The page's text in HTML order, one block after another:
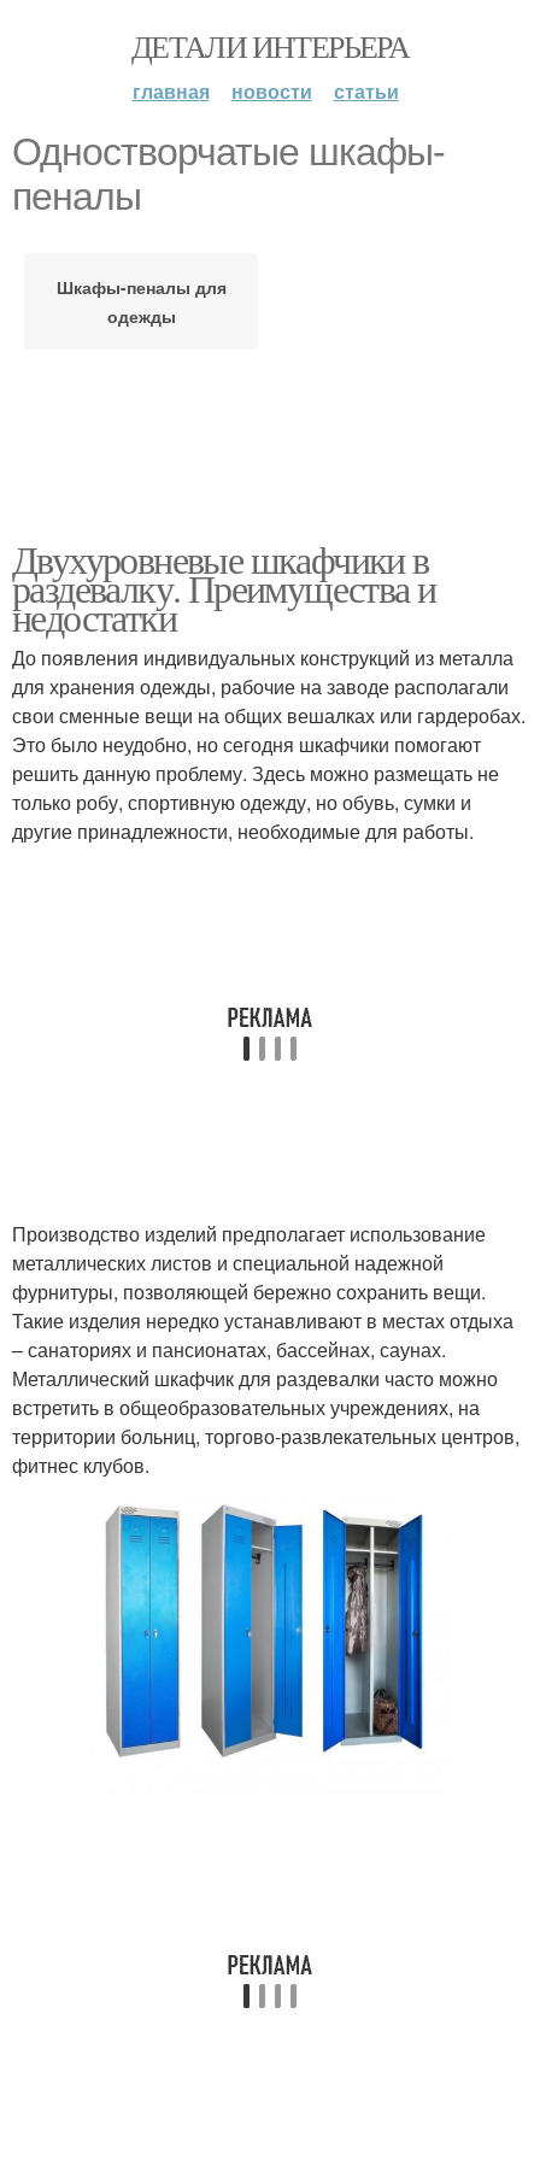
ДЕТАЛИ ИНТЕРЬЕРА
главная новости статьи
Одностворчатые шкафы-
пеналы
Шкафы-пеналы для
одежды
Двухуровневые шкафчики в
раздевалку. Преимущества и
недостатки
До появления индивидуальных конструкций из металла
для хранения одежды, рабочие на заводе располагали
свои сменные вещи на общих вешалках или гардеробах.
Это было неудобно, но сегодня шкафчики помогают
решить данную проблему. Здесь можно размещать не
только робу, спортивную одежду, но обувь, сумки и
другие принадлежности, необходимые для работы.
Производство изделий предполагает использование
металлических листов и специальной надежной
фурнитуры, позволяющей бережно сохранить вещи.
Такие изделия нередко устанавливают в местах отдыха
– санаториях и пансионатах, бассейнах, саунах.
Металлический шкафчик для раздевалки часто можно
встретить в общеобразовательных учреждениях, на
территории больниц, торгово-развлекательных центров,
фитнес клубов.